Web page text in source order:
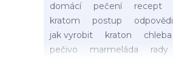
domácí
pečení recept
kratom
postup odpovědi
jak vyrobit
kraton chleba
pečivo
marmeláda rady